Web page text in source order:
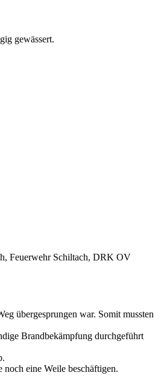
gewässert.
Feuerwehr Schiltach, DRK OV
übergesprungen war. Somit mussten
Brandbekämpfung durchgeführt
eine Weile beschäftigen.